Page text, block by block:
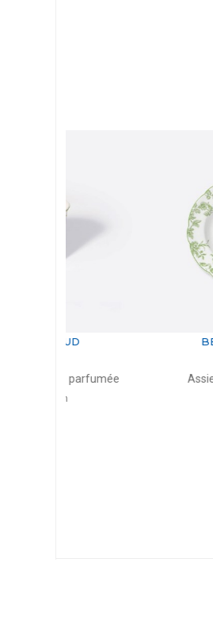
BERNARDAUD
Assiette creuse à